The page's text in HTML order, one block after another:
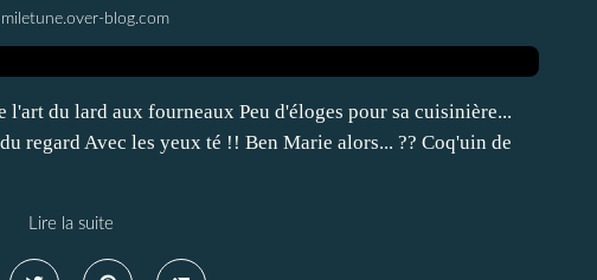
miletune.over-blog.com
du lard aux fourneaux Peu d'éloges pour sa cuisinière...
regard Avec les yeux té !! Ben Marie alors... ?? Coq'uin de
Lire la suite